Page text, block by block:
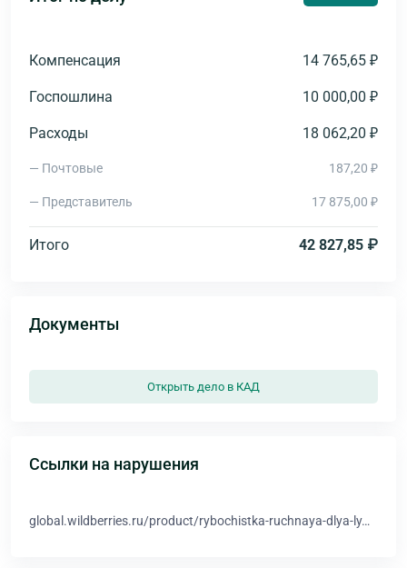
Компенсация 14 765,65 ₽
Госпошлина 10 000,00 ₽
Расходы 18 062,20 ₽
— Почтовые 187,20 ₽
— Представитель 17 875,00 ₽
Итого 42 827,85 ₽
Документы
Открыть дело в КАД
Ссылки на нарушения
global.wildberries.ru/product/rybochistka-ruchnaya-dlya-ly…